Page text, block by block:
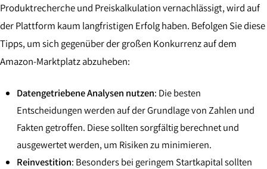
Produktrecherche und Preiskalkulation vernachlässigt, wird auf
der Plattform kaum langfristigen Erfolg haben. Befolgen Sie diese
Tipps, um sich gegenüber der großen Konkurrenz auf dem
Amazon-Marktplatz abzuheben:
Datengetriebene Analysen nutzen: Die besten
Entscheidungen werden auf der Grundlage von Zahlen und
Fakten getroffen. Diese sollten sorgfältig berechnet und
ausgewertet werden, um Risiken zu minimieren.
Reinvestition: Besonders bei geringem Startkapital sollten